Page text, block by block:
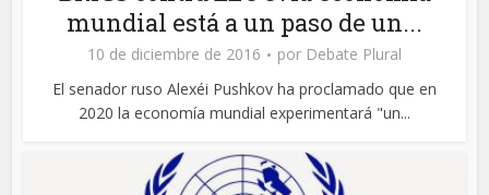
mundial está a un paso de un...
10 de diciembre de 2016 por Debate Plural
El senador ruso Alexéi Pushkov ha proclamado que en
2020 la economía mundial experimentará "un...